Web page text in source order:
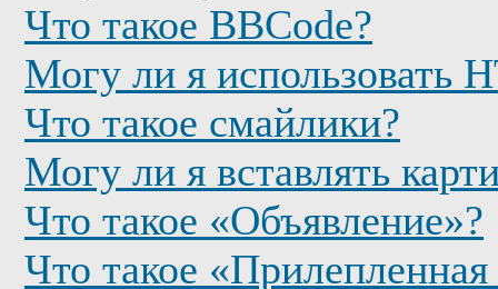
Что такое BBCode?
Могу ли я использовать
Что такое смайлики?
Могу ли я вставлять
Что такое «Объявление»?
Что такое «Прилепленная